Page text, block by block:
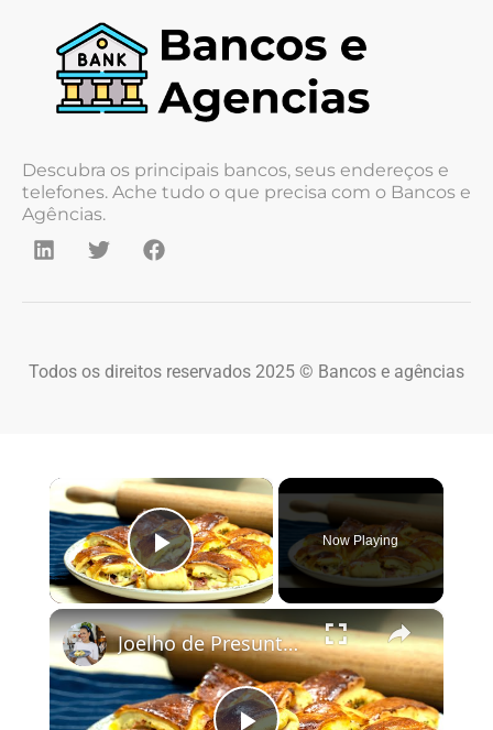
Descubra os principais bancos, seus endereços e
telefones. Ache tudo o que precisa com o Bancos e
Agências.
Todos os direitos reservados 2025 © Bancos e agências
×
Play Video
Now Playing
×
Joelho de Presunto e Queijo: Receita de Enroladinho Fofinho